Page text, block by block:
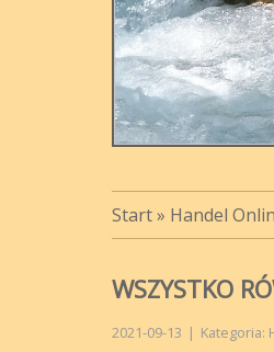
Start» Handel
WSZYSTKO
2021-09-13 | Kategoria: